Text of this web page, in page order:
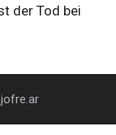
der Tod bei